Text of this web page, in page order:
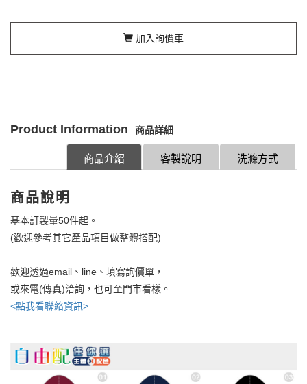
加入詢價車
Product Information 商品詳細
洗滌方式
客製說明
商品介紹
商品說明
基本訂製量50件起。
(歡迎參考其它產品項目做整體搭配)
歡迎透過email、line、填寫詢價單，
或來電(傳真)洽詢，也可至門市看樣。
<點我看聯絡資訊>